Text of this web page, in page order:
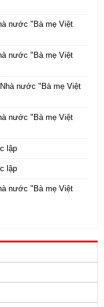
nước "Bà mẹ Việt
nước "Bà mẹ Việt
nước "Bà mẹ Việt
nước "Bà mẹ Việt
lập
lập
nước "Bà mẹ Việt